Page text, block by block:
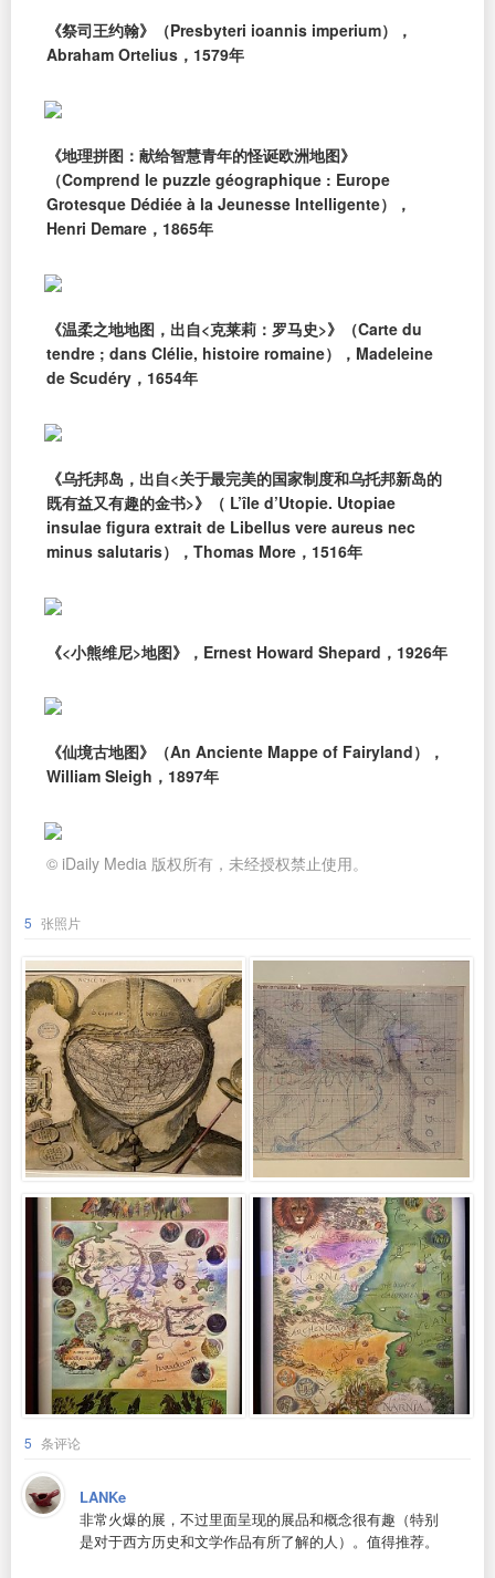
《祭司王约翰》（Presbyteri ioannis imperium），
Abraham Ortelius，1579年
《地理拼图：献给智慧青年的怪诞欧洲地图》
（Comprend le puzzle géographique : Europe
Grotesque Dédiée à la Jeunesse Intelligente），
Henri Demare，1865年
《温柔之地地图，出自<克莱莉：罗马史>》（Carte du
tendre ; dans Clélie, histoire romaine），Madeleine
de Scudéry，1654年
《乌托邦岛，出自<关于最完美的国家制度和乌托邦新岛的
既有益又有趣的金书>》（ L’île d’Utopie. Utopiae
insulae figura extrait de Libellus vere aureus nec
minus salutaris），Thomas More，1516年
《<小熊维尼>地图》，Ernest Howard Shepard，1926年
《仙境古地图》（An Anciente Mappe of Fairyland），
William Sleigh，1897年
© iDaily Media 版权所有，未经授权禁止使用。
5 张照片
5 条评论
LANKe
非常火爆的展，不过里面呈现的展品和概念很有趣（特别
是对于西方历史和文学作品有所了解的人）。值得推荐。